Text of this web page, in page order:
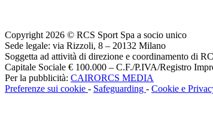
Copyright 2026 © RCS Sport Spa a socio unico
Sede legale: via Rizzoli, 8 – 20132 Milano
Soggetta ad attività di direzione e coordinamento di
Capitale Sociale € 100.000 – C.F./P.IVA/Registro
Per la pubblicità: CAIRORCS MEDIA
Preferenze sui cookie - Safeguarding - Cookie e